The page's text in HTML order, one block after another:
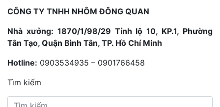
CÔNG TY TNHH NHÔM ĐÔNG QUAN
Nhà xưởng: 1870/1/98/29 Tỉnh lộ 10, KP.1, Phường
Tân Tạo, Quận Bình Tân, TP. Hồ Chí Minh
Hotline: 0903534935 – 0901766458
Tìm kiếm